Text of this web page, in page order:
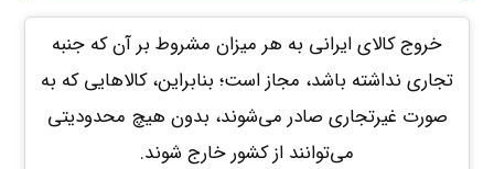
خروج کالای ایرانی به هر میزان مشروط بر آن که جنبه
تجاری نداشته باشد، مجاز است؛ بنابراین، کالاهایی که به
صورت غیرتجاری صادر می‌شوند، بدون هیچ محدودیتی
می‌توانند از کشور خارج شوند.